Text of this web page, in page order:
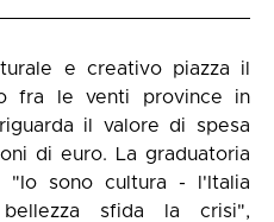
e creativo piazza il
fra le venti province in
il valore di spesa
di euro. La graduatoria
"Io sono cultura - l'Italia
sfida la crisi",